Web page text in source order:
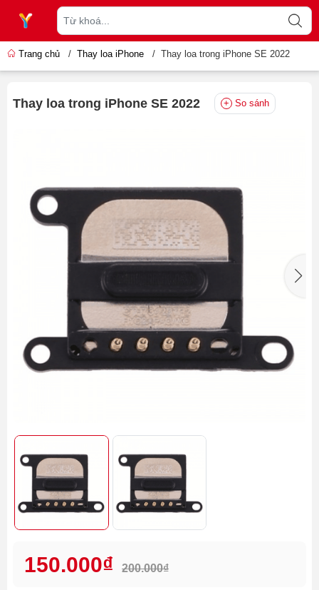
Trang chủ / Thay loa iPhone / Thay loa trong iPhone SE 2022
Thay loa trong iPhone SE 2022 So sánh
150.000₫ 200.000₫